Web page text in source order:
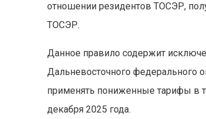
отношении резидентов ТОСЭР,
ТОСЭР.
Данное правило содержит
Дальневосточного федерального
применять пониженные тарифы в
декабря 2025 года.